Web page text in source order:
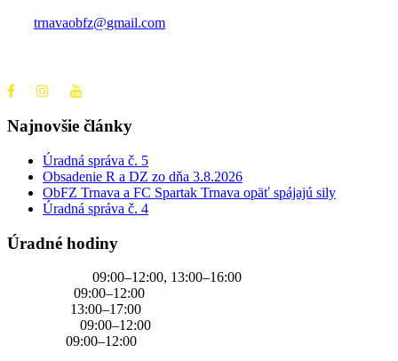
trnavaobfz@gmail.com
Najnovšie články
Úradná správa č. 5
Obsadenie R a DZ zo dňa 3.8.2026
ObFZ Trnava a FC Spartak Trnava opäť spájajú sily
Úradná správa č. 4
Úradné hodiny
09:00–12:00, 13:00–16:00
09:00–12:00
13:00–17:00
09:00–12:00
09:00–12:00